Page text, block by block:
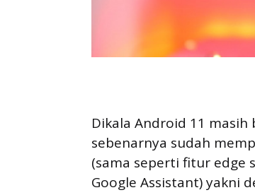
Dikala Android 11
sebenarnya sudah
(sama seperti fitur edge
Google Assistant) yakni